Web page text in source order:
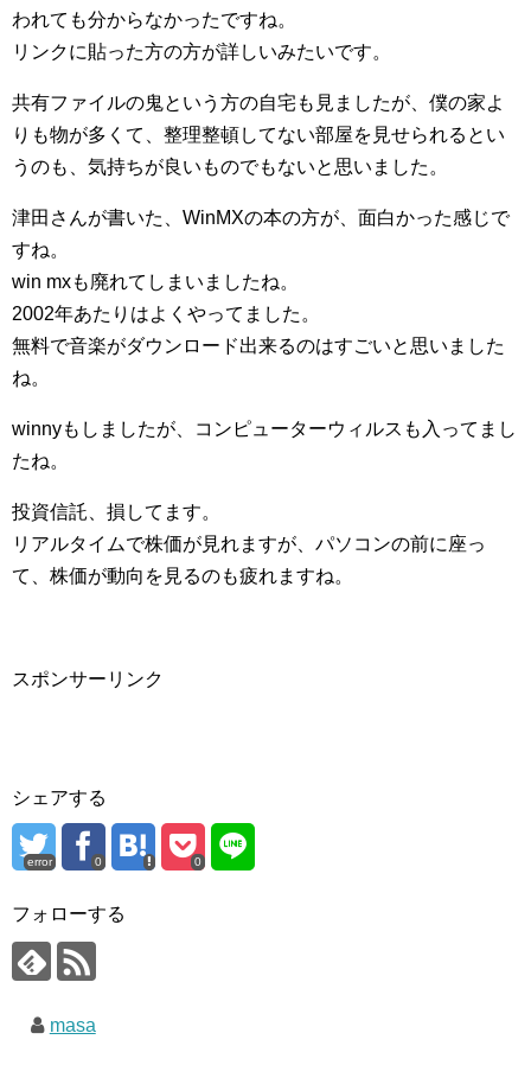
われても分からなかったですね。
リンクに貼った方の方が詳しいみたいです。
共有ファイルの鬼という方の自宅も見ましたが、僕の家よ
りも物が多くて、整理整頓してない部屋を見せられるとい
うのも、気持ちが良いものでもないと思いました。
津田さんが書いた、WinMXの本の方が、面白かった感じで
すね。
win mxも廃れてしまいましたね。
2002年あたりはよくやってました。
無料で音楽がダウンロード出来るのはすごいと思いました
ね。
winnyもしましたが、コンピューターウィルスも入ってまし
たね。
投資信託、損してます。
リアルタイムで株価が見れますが、パソコンの前に座っ
て、株価が動向を見るのも疲れますね。
スポンサーリンク
シェアする
error 0 0
フォローする
masa